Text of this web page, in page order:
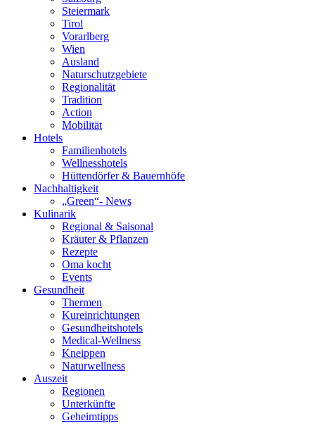
Steiermark
Tirol
Vorarlberg
Wien
Ausland
Naturschutzgebiete
Regionalität
Tradition
Action
Mobilität
Hotels
Familienhotels
Wellnesshotels
Hüttendörfer & Bauernhöfe
Nachhaltigkeit
„Green“- News
Kulinarik
Regional & Saisonal
Kräuter & Pflanzen
Rezepte
Oma kocht
Events
Gesundheit
Thermen
Kureinrichtungen
Gesundheitshotels
Medical-Wellness
Kneippen
Naturwellness
Auszeit
Regionen
Unterkünfte
Geheimtipps